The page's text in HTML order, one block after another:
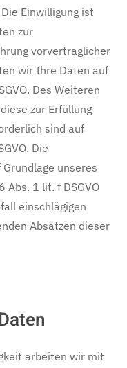
Einwilligung ist
zur
vorvertraglicher
wir Ihre Daten auf
Des Weiteren
zur Erfüllung
sind auf
Die
unseres
1 lit. f DSGVO
einschlägigen
Absätzen dieser
arbeiten wir mit